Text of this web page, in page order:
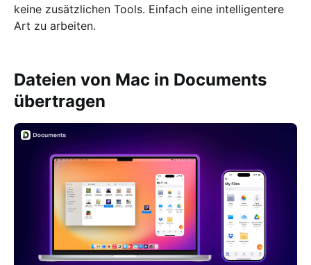
keine zusätzlichen Tools. Einfach eine intelligentere
Art zu arbeiten.
Dateien von Mac in Documents
übertragen